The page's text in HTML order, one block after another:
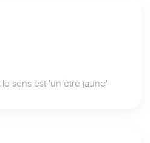
sens est 'un être jaune'